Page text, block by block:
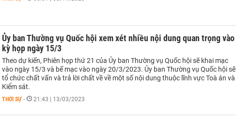
Ủy ban Thường vụ Quốc hội xem xét nhiều nội dung quan trọng vào
kỳ họp ngày 15/3
Theo dự kiến, Phiên họp thứ 21 của Ủy ban Thường vụ Quốc hội sẽ khai mạc
vào ngày 15/3 và bế mạc vào ngày 20/3/2023. Ủy ban Thường vụ Quốc hội sẽ
tổ chức chất vấn và trả lời chất về về một số nội dung thuộc lĩnh vực Toà án và
Kiểm sát.
THỜI SỰ - 21:43 | 13/03/2023